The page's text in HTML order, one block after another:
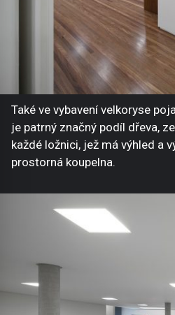
Také ve vybavení velkoryse
je patrný značný podíl dřeva,
každé ložnici, jež má výhled a
prostorná koupelna.